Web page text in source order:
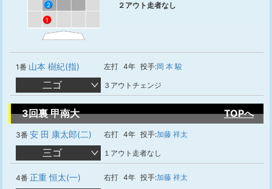
1
2
２アウト走者なし
1番 山本 樹紀(指) 左打 4年 投手:岡 本 駿
二ゴ ３アウトチェンジ
3回裏 甲南大 TOPへ
3番 安 田 康太郎(二) 右打 4年 投手:加藤 祥太
三ゴ １アウト走者なし
4番 正重 恒太(一) 右打 4年 投手:加藤 祥太